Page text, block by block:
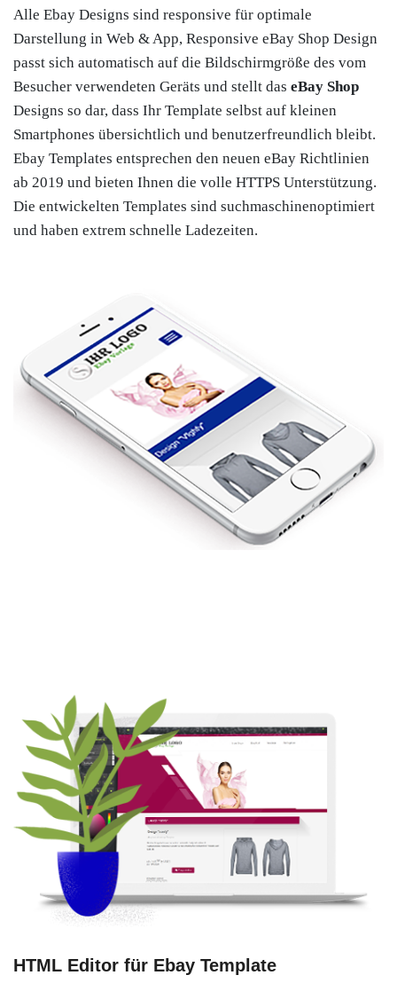
Alle Ebay Designs sind responsive für optimale
Darstellung in Web & App, Responsive eBay Shop Design
passt sich automatisch auf die Bildschirmgröße des vom
Besucher verwendeten Geräts und stellt das eBay Shop
Designs so dar, dass Ihr Template selbst auf kleinen
Smartphones übersichtlich und benutzerfreundlich bleibt.
Ebay Templates entsprechen den neuen eBay Richtlinien
ab 2019 und bieten Ihnen die volle HTTPS Unterstützung.
Die entwickelten Templates sind suchmaschinenoptimiert
und haben extrem schnelle Ladezeiten.
HTML Editor für Ebay Template